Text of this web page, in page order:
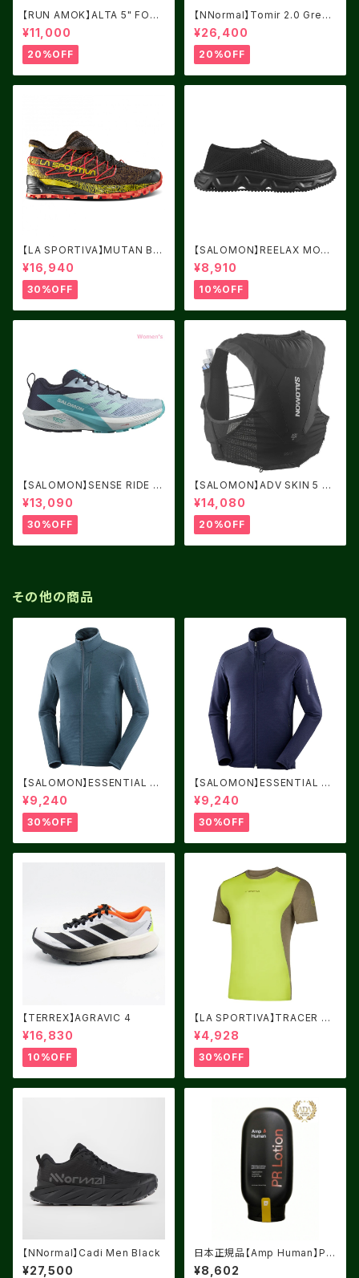
【RUN AMOK】ALTA 5" FORE
ST
¥11,000
20%OFF
【NNormal】Tomir 2.0 Green
USM8.0/UK7.5
¥26,400
20%OFF
【LA SPORTIVA】MUTAN BL
ACK/YELLOW サイズ：41
¥16,940
30%OFF
【SALOMON】REELAX MOC
6.0 Black / Black / Alloy
¥8,910
10%OFF
【SALOMON】SENSE RIDE 5
Women Cashmere Blue / C
arbon / Peacock Blue
¥13,090
30%OFF
【SALOMON】ADV SKIN 5 BL
ACK
¥14,080
20%OFF
その他の商品
【SALOMON】ESSENTIAL LI
GHT WARM Midnight Navy
¥9,240
30%OFF
【SALOMON】ESSENTIAL LI
GHT WARM NIGHT SKY
¥9,240
30%OFF
【TERREX】AGRAVIC 4
¥16,830
10%OFF
【LA SPORTIVA】TRACER T-
SHIRT LIME PUNCH/TURT
LE
¥4,928
30%OFF
【NNormal】Cadi Men Black
¥27,500
日本正規品【Amp Human】PR
ローション
¥8,602